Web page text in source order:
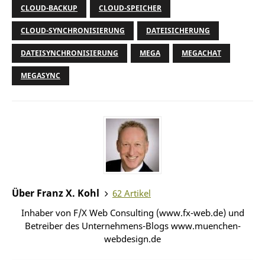
CLOUD-BACKUP CLOUD-SPEICHER
CLOUD-SYNCHRONISIERUNG DATEISICHERUNG
DATEISYNCHRONISIERUNG MEGA MEGACHAT
MEGASYNC
Über Franz X. Kohl
62 Artikel
Inhaber von F/X Web Consulting (www.fx-web.de) und
Betreiber des Unternehmens-Blogs www.muenchen-
webdesign.de